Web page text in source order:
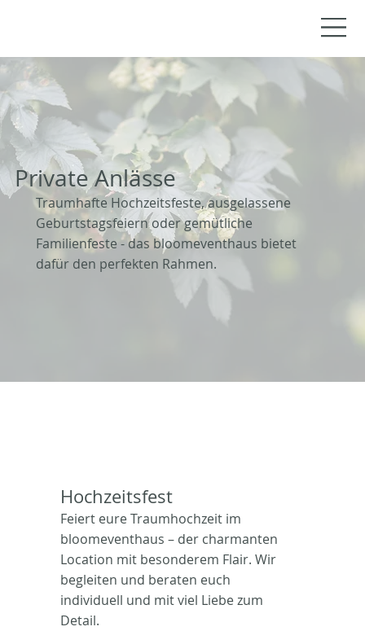
Private Anlässe
Traumhafte Hochzeitsfeste, ausgelassene
Geburtstagsfeiern oder gemütliche
Familienfeste - das bloomeventhaus bietet
dafür den perfekten Rahmen.
Hochzeitsfest
Feiert eure Traumhochzeit im
bloomeventhaus – der charmanten
Location mit besonderem Flair. Wir
begleiten und beraten euch
individuell und mit viel Liebe zum
Detail.